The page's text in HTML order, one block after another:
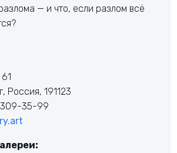
— и что, если разлом всё
Россия, 191123
309-35-99